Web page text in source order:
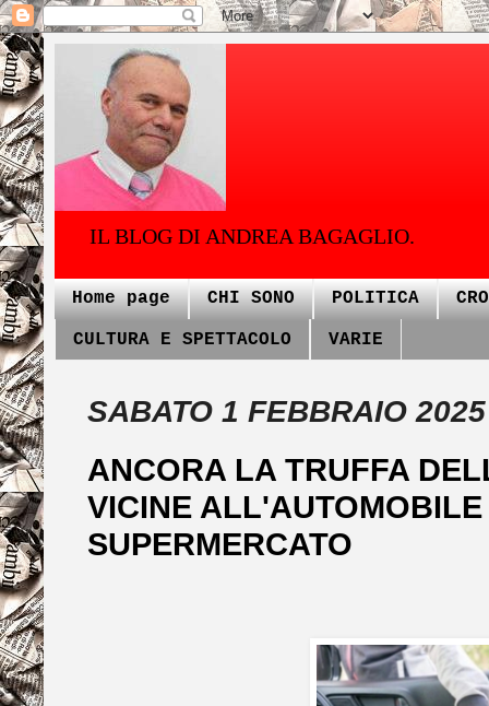
IL BLOG DI ANDREA BAGAGLIO.
Home page CHI SONO POLITICA
CULTURA E SPETTACOLO VARIE
SABATO 1 FEBBRAIO 2025
ANCORA LA TRUFFA
VICINE
SUPERMERCATO